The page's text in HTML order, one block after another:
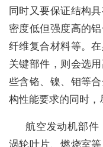
同时又要保证结构
密度低但强度高的
纤维复合材料等。
关键部件，则会选
些含铬、镍、钼等
构性能要求的同时，
航空发动机部件
涡轮叶片、燃烧室